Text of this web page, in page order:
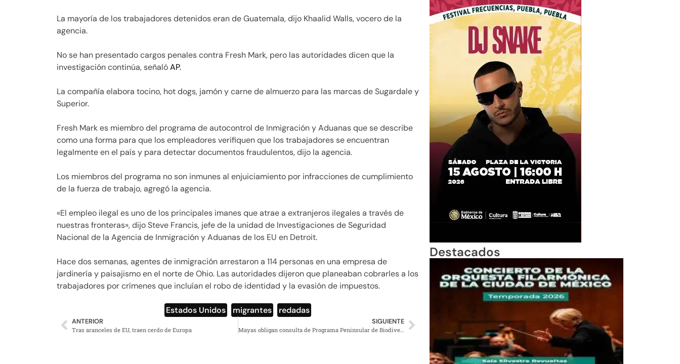
La mayoría de los trabajadores detenidos eran de Guatemala, dijo Khaalid Walls, vocero de la
agencia.
No se han presentado cargos penales contra Fresh Mark, pero las autoridades dicen que la
investigación continúa, señalóAP.
La compañía elabora tocino, hot dogs, jamón y carne de almuerzo para las marcas de Sugardale y
Superior.
Fresh Mark es miembro del programa de autocontrol de Inmigración y Aduanas que se describe
como una forma para que los empleadores verifiquen que los trabajadores se encuentran
legalmente en el país y para detectar documentos fraudulentos, dijo la agencia.
Los miembros del programa no son inmunes al enjuiciamiento por infracciones de cumplimiento
de la fuerza de trabajo, agregó la agencia.
«El empleo ilegal es uno de los principales imanes que atrae a extranjeros ilegales a través de
nuestras fronteras», dijo Steve Francis, jefe de la unidad de Investigaciones de Seguridad
Nacional de la Agencia de Inmigración y Aduanas de los EU en Detroit.
Hace dos semanas, agentes de inmigración arrestaron a 114 personas en una empresa de
jardinería y paisajismo en el norte de Ohio. Las autoridades dijeron que planeaban cobrarles a los
trabajadores por crímenes que incluían el robo de identidad y la evasión de impuestos.
Estados Unidos migrantes redadas
ANTERIOR
Tras aranceles de EU, traen cerdo de Europa
SIGUIENTE
Mayas obligan consulta de Programa Peninsular de Biodiversidad
Destacados